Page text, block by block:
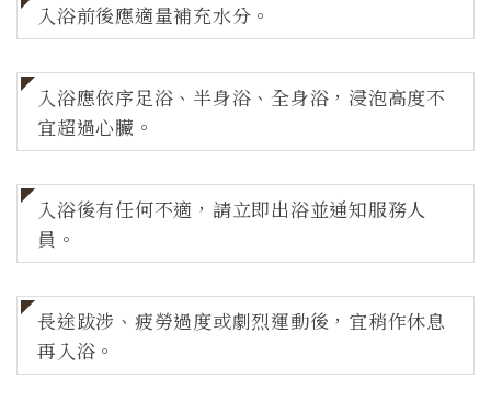
入浴前後應適量補充水分。
入浴應依序足浴、半身浴、全身浴，浸泡高度不
宜超過心臟。
入浴後有任何不適，請立即出浴並通知服務人
員。
長途跋涉、疲勞過度或劇烈運動後，宜稍作休息
再入浴。